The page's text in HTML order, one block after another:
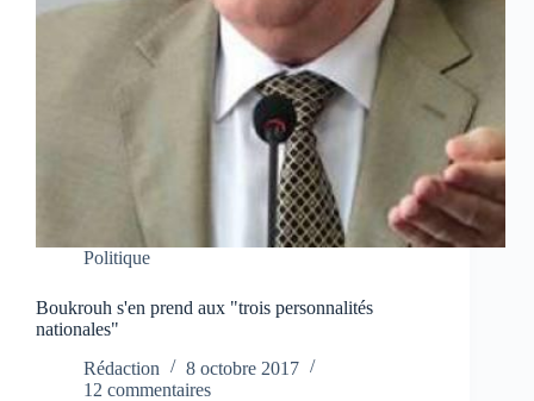
Politique
Boukrouh s'en prend aux "trois personnalités
nationales"
Rédaction
8 octobre 2017
12 commentaires